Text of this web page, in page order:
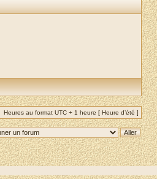
Heures au format UTC + 1 heure [ Heure d’été ]